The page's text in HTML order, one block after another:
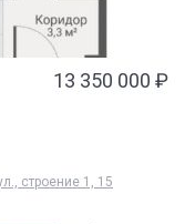
13 350 000 ₽
строение 1, 15